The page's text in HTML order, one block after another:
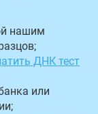
нашим
ДНК тест
или